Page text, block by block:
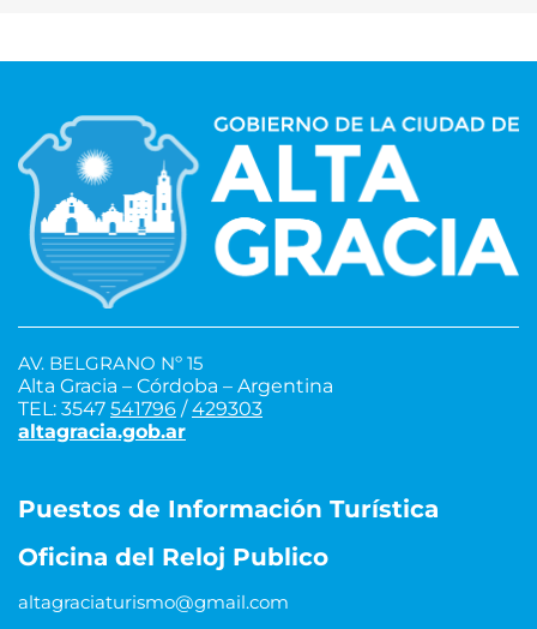
AV. BELGRANO Nº 15
Alta Gracia – Córdoba – Argentina
TEL: 3547 541796 /429303
altagracia.gob.ar
Puestos de Información Turística
Oficina del Reloj Publico
altagraciaturismo@gmail.com